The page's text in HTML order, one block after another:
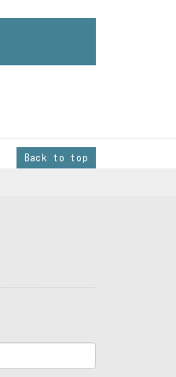
Back to top